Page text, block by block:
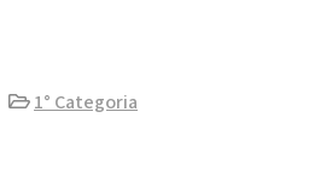
1° Categoria